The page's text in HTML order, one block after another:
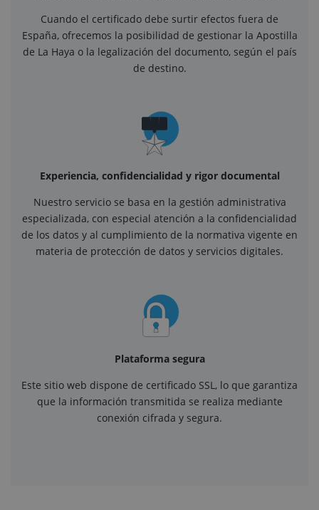
Cuando el certificado debe surtir efectos fuera de
España, ofrecemos la posibilidad de gestionar la Apostilla
de La Haya o la legalización del documento, según el país
de destino.
Experiencia, confidencialidad y rigor documental
Nuestro servicio se basa en la gestión administrativa
especializada, con especial atención a la confidencialidad
de los datos y al cumplimiento de la normativa vigente en
materia de protección de datos y servicios digitales.
Plataforma segura
Este sitio web dispone de certificado SSL, lo que garantiza
que la información transmitida se realiza mediante
conexión cifrada y segura.